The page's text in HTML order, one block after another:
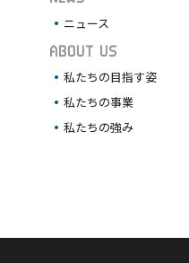
ニュース
ABOUT US
私たちの目指す姿
私たちの事業
私たちの強み